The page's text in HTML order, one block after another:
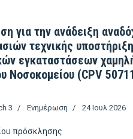
για την ανάδειξη
τεχνικής
εγκαταστάσεων
Νοσοκομείου (CPV
3 Ενημέρωση 24 Ιουλ 2026
πρόσκλησης